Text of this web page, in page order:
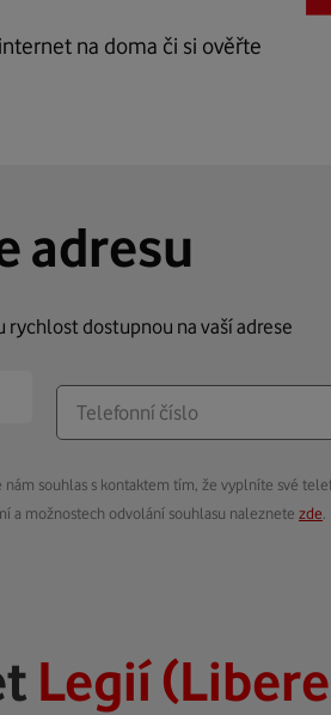
na doma či si ověřte
adresu
dostupnou na vaší adrese
souhlas s kontaktem tím, že vyplníte své
a možnostech odvolání souhlasu naleznete zde
Legií